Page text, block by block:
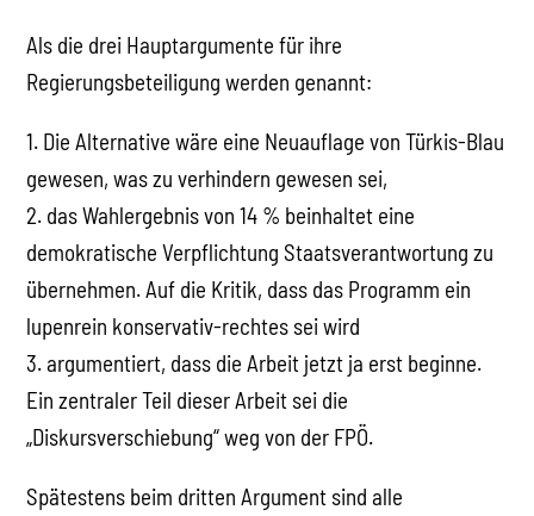
Als die drei Hauptargumente für ihre
Regierungsbeteiligung werden genannt:
1. Die Alternative wäre eine Neuauflage von Türkis-Blau
gewesen, was zu verhindern gewesen sei,
2. das Wahlergebnis von 14 % beinhaltet eine
demokratische Verpflichtung Staatsverantwortung zu
übernehmen. Auf die Kritik, dass das Programm ein
lupenrein konservativ-rechtes sei wird
3. argumentiert, dass die Arbeit jetzt ja erst beginne.
Ein zentraler Teil dieser Arbeit sei die
„Diskursverschiebung“ weg von der FPÖ.
Spätestens beim dritten Argument sind alle